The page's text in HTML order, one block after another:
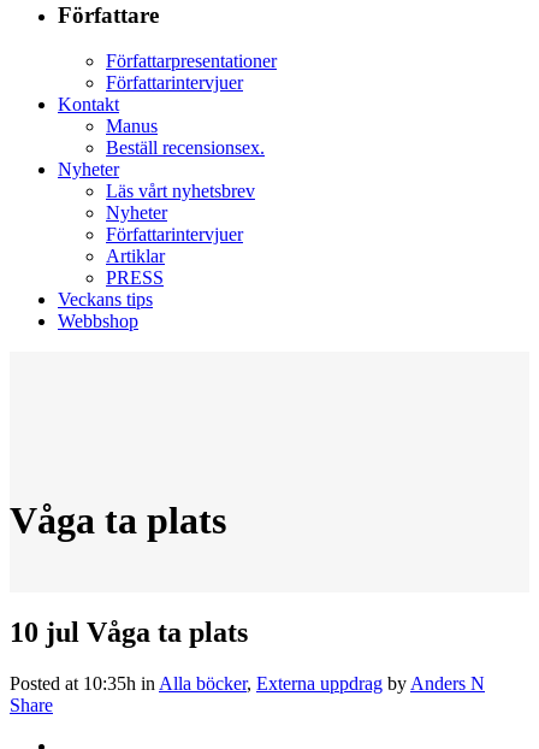
Författare
Författarpresentationer
Författarintervjuer
Kontakt
Manus
Beställ recensionsex.
Nyheter
Läs vårt nyhetsbrev
Nyheter
Författarintervjuer
Artiklar
PRESS
Veckans tips
Webbshop
Våga ta plats
10 jul Våga ta plats
Posted at 10:35h in Alla böcker, Externa uppdrag by Anders N
Share